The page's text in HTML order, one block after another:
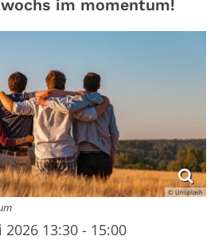
im momentum!
© Unsplash
13:30 - 15:00